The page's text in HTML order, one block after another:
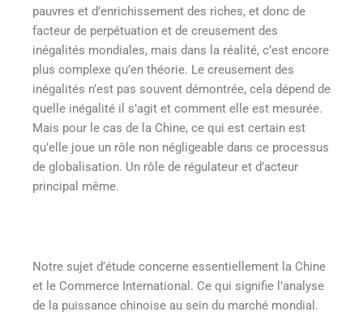
pauvres et d’enrichissement des riches, et donc de
facteur de perpétuation et de creusement des
inégalités mondiales, mais dans la réalité, c’est encore
plus complexe qu’en théorie. Le creusement des
inégalités n’est pas souvent démontrée, cela dépend de
quelle inégalité il s’agit et comment elle est mesurée.
Mais pour le cas de la Chine, ce qui est certain est
qu’elle joue un rôle non négligeable dans ce processus
de globalisation. Un rôle de régulateur et d’acteur
principal même.
Notre sujet d’étude concerne essentiellement la Chine
et le Commerce International. Ce qui signifie l’analyse
de la puissance chinoise au sein du marché mondial.